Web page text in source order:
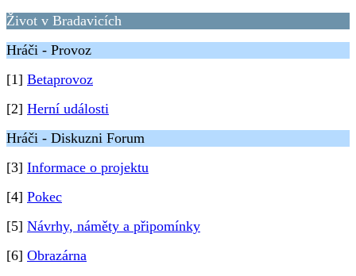
Život v Bradavicích
Hráči - Provoz
[1] Betaprovoz
[2] Herní události
Hráči - Diskuzni Forum
[3] Informace o projektu
[4] Pokec
[5] Návrhy, náměty a připomínky
[6] Obrazárna